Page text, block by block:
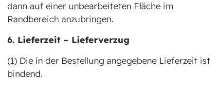
dann auf einer unbearbeiteten Fläche im
Randbereich anzubringen.
6. Lieferzeit – Lieferverzug
(1) Die in der Bestellung angegebene Lieferzeit ist
bindend.